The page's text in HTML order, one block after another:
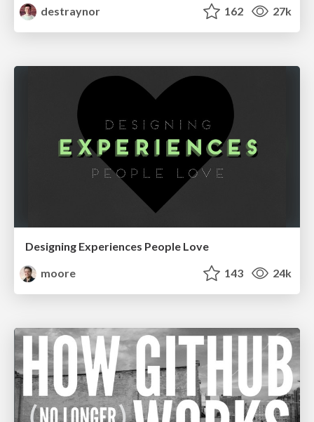
destraynor 162 27k
Designing Experiences People Love
moore
143 24k